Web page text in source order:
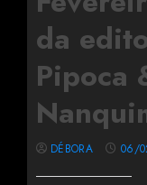
da
Pipoca
DÉBORA 06/